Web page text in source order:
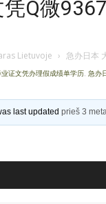
Q微
Lietuvoje › 急办日本
证文凭办理假成绩单学历 急办
last updatedprieš 3